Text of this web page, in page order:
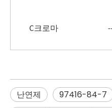
C크로마
난연제 97416-84-7